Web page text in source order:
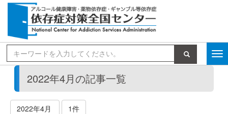
検索
2022年4月の記事一覧
2022年4月 1件